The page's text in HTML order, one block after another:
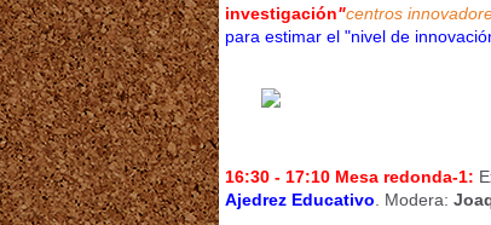
investigación"centros
para estimar el "nivel de
16:30 - 17:10 Mesa redonda-1:
Ajedrez Educativo. Modera: